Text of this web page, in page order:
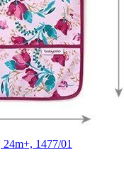
1477/01